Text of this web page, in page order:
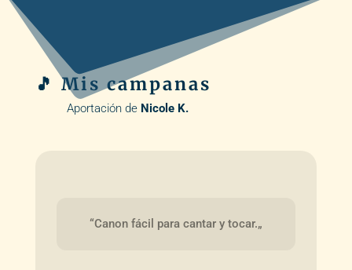
🎵 Mis campanas
Aportación de Nicole K.
“Canon fácil para cantar y tocar.„